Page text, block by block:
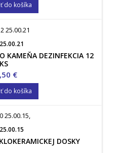
do košíka
25.00.21
KAMEŇA DEZINFEKCIA 12
KS
€
do košíka
25.00.15
DOSKY